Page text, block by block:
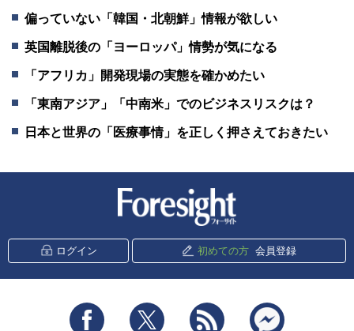
偏っていない「韓国・北朝鮮」情報が欲しい
英国離脱後の「ヨーロッパ」情勢が気になる
「アフリカ」開発現場の実態を確かめたい
「東南アジア」「中南米」でのビジネスリスクは？
日本と世界の「医療事情」を正しく押さえておきたい
ログイン 初めての方 会員登録
Facebook Twitter RSS